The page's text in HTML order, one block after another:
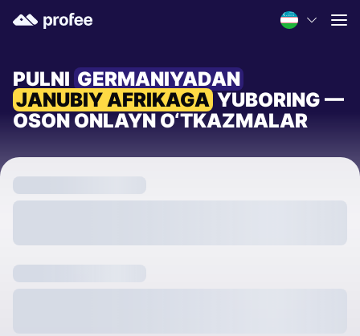
PULNI GERMANIYADAN
JANUBIY AFRIKAGA YUBORING —
OSON ONLAYN O‘TKAZMALAR